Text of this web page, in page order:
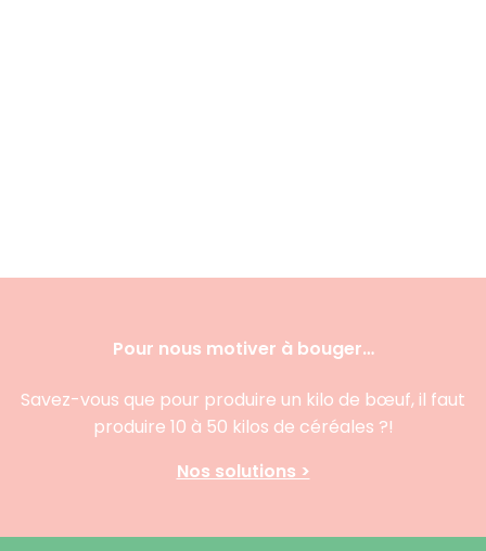
Pour nous motiver à bouger…
Savez-vous que pour produire un kilo de bœuf, il faut
produire 10 à 50 kilos de céréales ?!
Nos solutions >